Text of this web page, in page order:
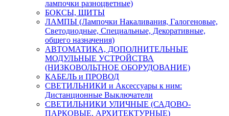
лампочки разноцветные)
БОКСЫ, ЩИТЫ
ЛАМПЫ (Лампочки Накаливания, Галогеновые,
Светодиодные, Специальные, Декоративные,
общего назначения)
АВТОМАТИКА, ДОПОЛНИТЕЛЬНЫЕ
МОДУЛЬНЫЕ УСТРОЙСТВА
(НИЗКОВОЛЬТНОЕ ОБОРУДОВАНИЕ)
КАБЕЛЬ и ПРОВОД
СВЕТИЛЬНИКИ и Аксессуары к ним:
Дистанционные Выключатели
СВЕТИЛЬНИКИ УЛИЧНЫЕ (САДОВО-
ПАРКОВЫЕ, АРХИТЕКТУРНЫЕ)